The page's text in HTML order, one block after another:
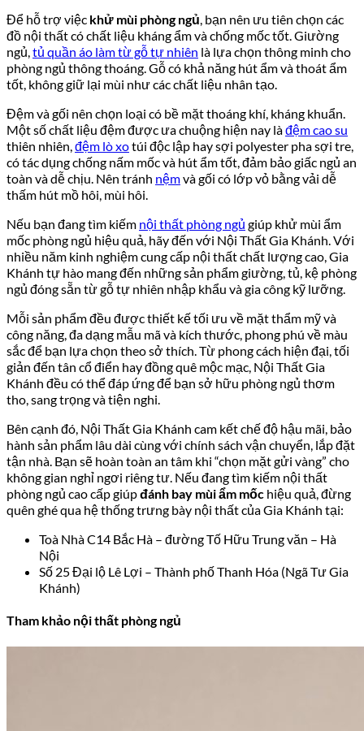
Để hỗ trợ việc khử mùi phòng ngủ, bạn nên ưu tiên chọn các
đồ nội thất có chất liệu kháng ẩm và chống mốc tốt. Giường
ngủ,tủ quần áo làm từ gỗ tự nhiên là lựa chọn thông minh cho
phòng ngủ thông thoáng. Gỗ có khả năng hút ẩm và thoát ẩm
tốt, không giữ lại mùi như các chất liệu nhân tạo.
Đệm và gối nên chọn loại có bề mặt thoáng khí, kháng khuẩn.
Một số chất liệu đệm được ưa chuộng hiện nay làđệm cao su
thiên nhiên,đệm lò xotúi độc lập hay sợi polyester pha sợi tre,
có tác dụng chống nấm mốc và hút ẩm tốt, đảm bảo giấc ngủ an
toàn và dễ chịu. Nên tránh nệmvà gối có lớp vỏ bằng vải dễ
thấm hút mồ hôi, mùi hôi.
Nếu bạn đang tìm kiếm nội thất phòng ngủ giúp khử mùi ẩm
mốc phòng ngủ hiệu quả, hãy đến với Nội Thất Gia Khánh. Với
nhiều năm kinh nghiệm cung cấp nội thất chất lượng cao, Gia
Khánh tự hào mang đến những sản phẩm giường, tủ, kệ phòng
ngủ đóng sẵn từ gỗ tự nhiên nhập khẩu và gia công kỹ lưỡng.
Mỗi sản phẩm đều được thiết kế tối ưu về mặt thẩm mỹ và
công năng, đa dạng mẫu mã và kích thước, phong phú về màu
sắc để bạn lựa chọn theo sở thích. Từ phong cách hiện đại, tối
giản đến tân cổ điển hay đồng quê mộc mạc, Nội Thất Gia
Khánh đều có thể đáp ứng để bạn sở hữu phòng ngủ thơm
tho, sang trọng và tiện nghi.
Bên cạnh đó, Nội Thất Gia Khánh cam kết chế độ hậu mãi, bảo
hành sản phẩm lâu dài cùng với chính sách vận chuyển, lắp đặt
tận nhà. Bạn sẽ hoàn toàn an tâm khi “chọn mặt gửi vàng” cho
không gian nghỉ ngơi riêng tư. Nếu đang tìm kiếm nội thất
phòng ngủ cao cấp giúpđánh bay mùi ẩm mốc hiệu quả, đừng
quên ghé qua hệ thống trưng bày nội thất của Gia Khánh tại:
Toà Nhà C14 Bắc Hà – đường Tố Hữu Trung văn – Hà
Nội
Số 25 Đại lộ Lê Lợi – Thành phố Thanh Hóa (Ngã Tư Gia
Khánh)
Tham khảo nội thất phòng ngủ